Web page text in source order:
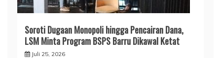
​Soroti Dugaan Monopoli hingga Pencairan Dana,
LSM Minta Program BSPS Barru Dikawal Ketat
Juli 25, 2026